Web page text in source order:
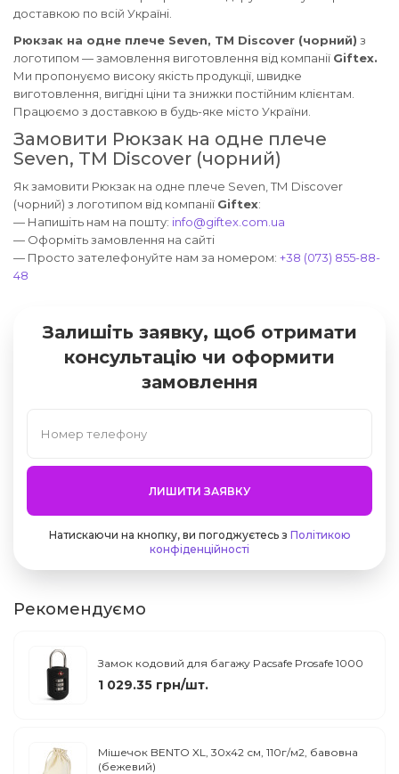
доставкою по всій Україні.
Рюкзак на одне плече Seven, ТМ Discover (чорний) з
логотипом — замовлення виготовлення від компанії Giftex.
Ми пропонуємо високу якість продукції, швидке
виготовлення, вигідні ціни та знижки постійним клієнтам.
Працюємо з доставкою в будь-яке місто України.
Замовити Рюкзак на одне плече
Seven, ТМ Discover (чорний)
Як замовити Рюкзак на одне плече Seven, ТМ Discover
(чорний) з логотипом від компанії Giftex:
— Напишіть нам на пошту: info@giftex.com.ua
— Оформіть замовлення на сайті
— Просто зателефонуйте нам за номером: +38 (073) 855-88-
48
Залишіть заявку, щоб отримати
консультацію чи оформити
замовлення
ЛИШИТИ ЗАЯВКУ
Натискаючи на кнопку, ви погоджуєтесь з Політикою
конфіденційності
Рекомендуємо
Замок кодовий для багажу Pacsafe Prosafe 1000
1 029.35 грн/шт.
Мішечок BENTO XL, 30х42 см, 110г/м2, бавовна
(бежевий)